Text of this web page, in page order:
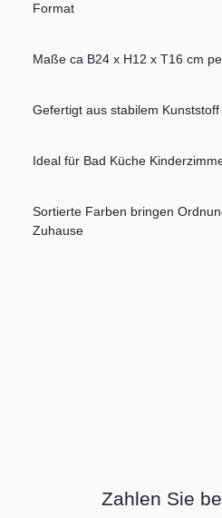
Format
Maße ca B24 x H12 x T16 cm
Gefertigt aus stabilem
Ideal für Bad Küche
Sortierte Farben bringen
Zuhause
Zahlen Sie